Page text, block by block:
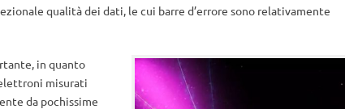
qualità dei dati, le cui barre d’errore sono relativamente
in quanto
misurati
da pochissime